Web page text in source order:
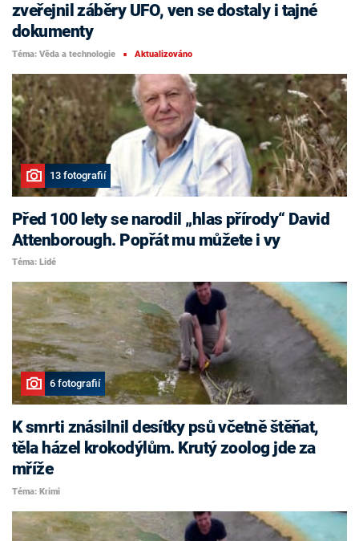
zveřejnil záběry UFO, ven se dostaly i tajné
dokumenty
Téma: Věda a technologie ■ Aktualizováno
13 fotografií
Před 100 lety se narodil „hlas přírody“ David
Attenborough. Popřát mu můžete i vy
Téma: Lidé
6 fotografií
K smrti znásilnil desítky psů včetně štěňat,
těla házel krokodýlům. Krutý zoolog jde za
mříže
Téma: Krimi